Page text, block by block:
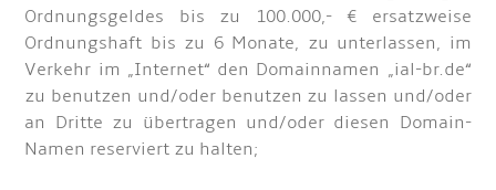
Ordnungsgeldes bis zu 100.000,- € ersatzweise
Ordnungshaft bis zu 6 Monate, zu unterlassen, im
Verkehr im „Internet“ den Domainnamen „ial-br.de“
zu benutzen und/oder benutzen zu lassen und/oder
an Dritte zu übertragen und/oder diesen Domain-
Namen reserviert zu halten;